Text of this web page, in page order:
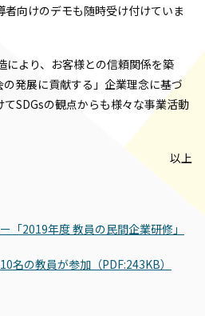
向けのデモも随時受け付けていま
により、お客様との信頼関係を築
発展に貢献する」企業理念に基づ
SDGsの観点からも様々な事業活動
以上
「2019年度 教員の民間企業研修」
名の教員が参加（PDF:243KB）